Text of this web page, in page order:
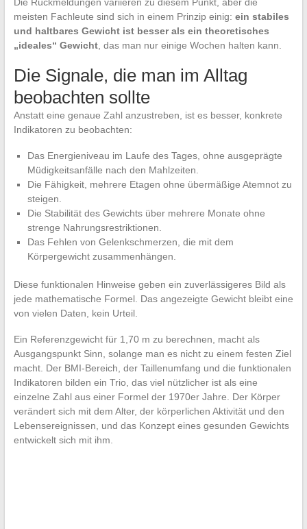
Die Rückmeldungen variieren zu diesem Punkt, aber die
meisten Fachleute sind sich in einem Prinzip einig: ein stabiles
und haltbares Gewicht ist besser als ein theoretisches
„ideales“ Gewicht, das man nur einige Wochen halten kann.
Die Signale, die man im Alltag
beobachten sollte
Anstatt eine genaue Zahl anzustreben, ist es besser, konkrete
Indikatoren zu beobachten:
Das Energieniveau im Laufe des Tages, ohne ausgeprägte
Müdigkeitsanfälle nach den Mahlzeiten.
Die Fähigkeit, mehrere Etagen ohne übermäßige Atemnot zu
steigen.
Die Stabilität des Gewichts über mehrere Monate ohne
strenge Nahrungsrestriktionen.
Das Fehlen von Gelenkschmerzen, die mit dem
Körpergewicht zusammenhängen.
Diese funktionalen Hinweise geben ein zuverlässigeres Bild als
jede mathematische Formel. Das angezeigte Gewicht bleibt eine
von vielen Daten, kein Urteil.
Ein Referenzgewicht für 1,70 m zu berechnen, macht als
Ausgangspunkt Sinn, solange man es nicht zu einem festen Ziel
macht. Der BMI-Bereich, der Taillenumfang und die funktionalen
Indikatoren bilden ein Trio, das viel nützlicher ist als eine
einzelne Zahl aus einer Formel der 1970er Jahre. Der Körper
verändert sich mit dem Alter, der körperlichen Aktivität und den
Lebensereignissen, und das Konzept eines gesunden Gewichts
entwickelt sich mit ihm.